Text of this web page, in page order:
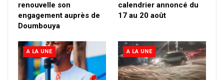
renouvelle son
engagement auprès de
Doumbouya
calendrier annoncé du
17 au 20 août
A LA UNE A LA UNE